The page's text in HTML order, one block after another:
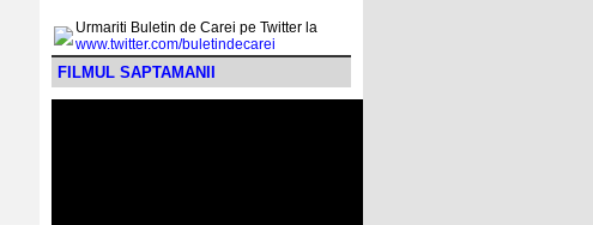
Urmariti Buletin de Carei pe Twitter la
www.twitter.com/buletindecarei
FILMUL SAPTAMANII